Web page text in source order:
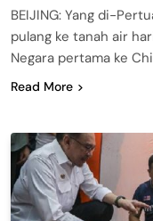
BEIJING: Yang di-
pulang ke tanah air
Negara pertama ke
Read More